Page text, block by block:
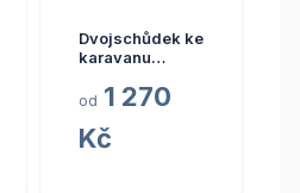
Dvojschůdek ke
karavanu
Step
od 1 270
Kč